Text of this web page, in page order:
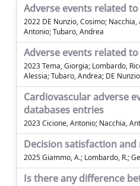
Adverse events related
2022 DE Nunzio, Cosimo;
Antonio; Tubaro, Andrea
Adverse events related
2023 Tema, Giorgia; Lombardo,
Alessia; Tubaro, Andrea; DE
Cardiovascular adverse
databases entries
2023 Cicione, Antonio; Nacchia,
Decision satisfaction
2025 Giammo, A.; Lombardo, R.;
Is there any difference